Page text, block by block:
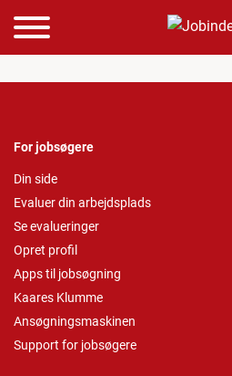
For jobsøgere
Din side
Evaluer din arbejdsplads
Se evalueringer
Opret profil
Apps til jobsøgning
Kaares Klumme
Ansøgningsmaskinen
Support for jobsøgere